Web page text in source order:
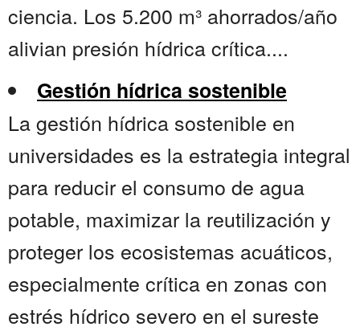
ciencia. Los 5.200 m³ ahorrados/año
alivian presión hídrica crítica....
Gestión hídrica sostenible
La gestión hídrica sostenible en
universidades es la estrategia integral
para reducir el consumo de agua
potable, maximizar la reutilización y
proteger los ecosistemas acuáticos,
especialmente crítica en zonas con
estrés hídrico severo en el sureste